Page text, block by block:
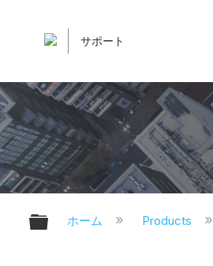
サポート
グローバル階層
ホーム Products